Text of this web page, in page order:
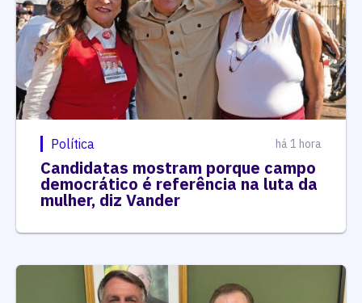
Política há 1 hora
Candidatas mostram porque campo
democrático é referência na luta da
mulher, diz Vander